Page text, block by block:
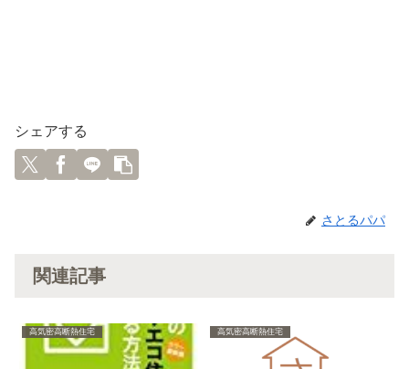
シェアする
さとるパパ
関連記事
高気密高断熱住宅 高気密高断熱住宅